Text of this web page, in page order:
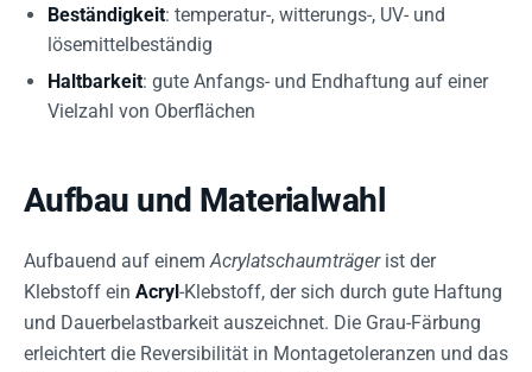
Beständigkeit: temperatur-, witterungs-, UV- und
lösemittelbeständig
Haltbarkeit: gute Anfangs- und Endhaftung auf einer
Vielzahl von Oberflächen
Aufbau und Materialwahl
Aufbauend auf einemAcrylatschaumträgerist der
Klebstoff ein Acryl -Klebstoff, der sich durch gute Haftung
und Dauerbelastbarkeit auszeichnet. Die Grau-Färbung
erleichtert die Reversibilität in Montagetoleranzen und das